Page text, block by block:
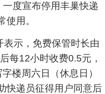
度宣布停用丰巢快递
用。
示，免费保管时长由
每12小时收费0.5元，
楼周六日（休息日）
快递员征得用户同意后